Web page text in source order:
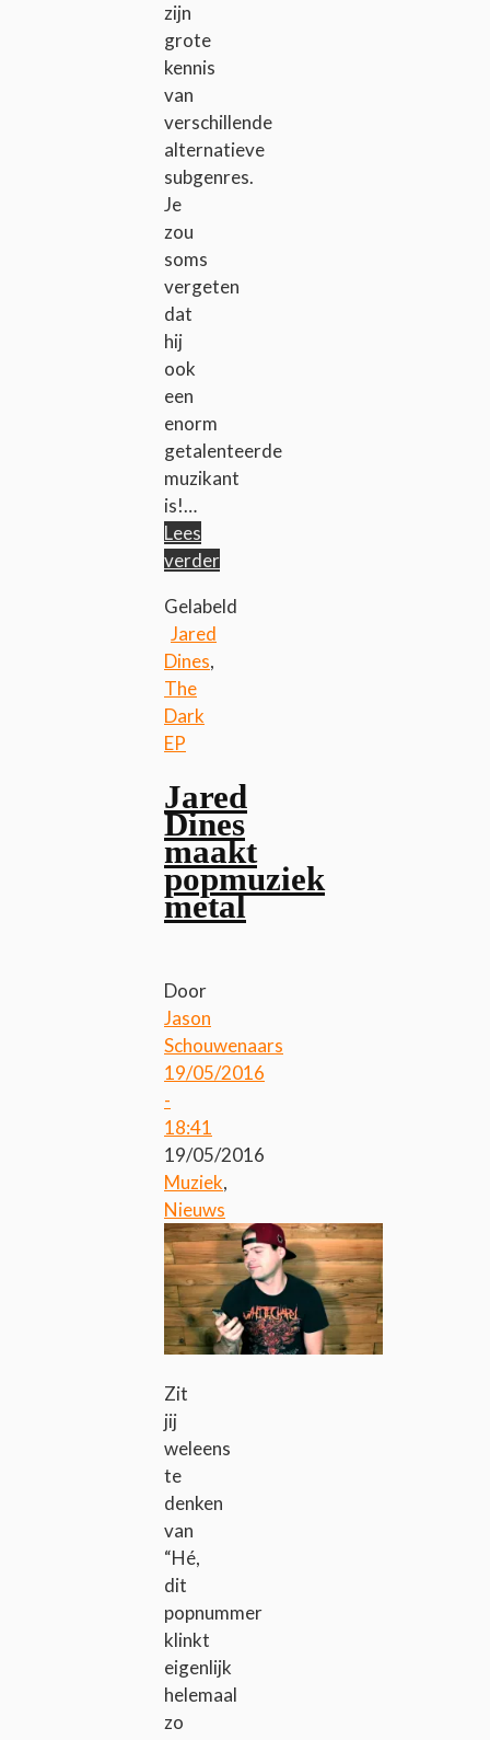
zijn
grote
kennis
van
verschillende
alternatieve
subgenres.
Je
zou
soms
vergeten
dat
hij
ook
een
enorm
getalenteerde
muzikant
is!…
Lees
verder
Gelabeld
Jared
Dines,
The
Dark
EP
Jared
Dines
maakt
popmuziek
metal
Door
Jason
Schouwenaars
19/05/2016
-
18:41
19/05/2016
Muziek,
Nieuws
Zit
jij
weleens
te
denken
van
“Hé,
dit
popnummer
klinkt
eigenlijk
helemaal
zo